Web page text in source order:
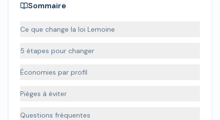
Sommaire
Ce que change la loi Lemoine
5 étapes pour changer
Économies par profil
Pièges à éviter
Questions fréquentes